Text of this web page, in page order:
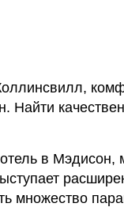
Найти
в Мэдисон,
множество